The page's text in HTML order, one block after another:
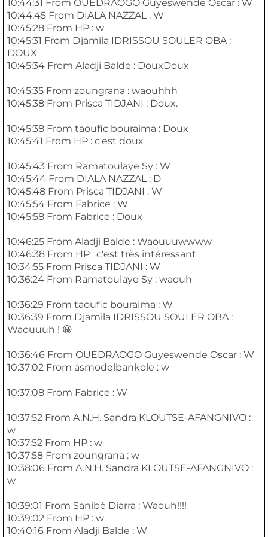
10:44:31 From OUEDRAOGO Guyeswende Oscar : W
10:44:45 From DIALA NAZZAL : W
10:45:28 From HP : w
10:45:31 From Djamila IDRISSOU SOULER OBA :
DOUX
10:45:34 From Aladji Balde : DouxDoux
10:45:35 From zoungrana : waouhhh
10:45:38 From Prisca TIDJANI : Doux.
10:45:38 From taoufic bouraima : Doux
10:45:41 From HP : c'est doux
10:45:43 From Ramatoulaye Sy : W
10:45:44 From DIALA NAZZAL : D
10:45:48 From Prisca TIDJANI : W
10:45:54 From Fabrice : W
10:45:58 From Fabrice : Doux
10:46:25 From Aladji Balde : Waouuuwwww
10:46:38 From HP : c'est très intéressant
10:34:55 From Prisca TIDJANI : W
10:36:24 From Ramatoulaye Sy : waouh
10:36:29 From taoufic bouraima : W
10:36:39 From Djamila IDRISSOU SOULER OBA :
Waouuuh ! 😀
10:36:46 From OUEDRAOGO Guyeswende Oscar : W
10:37:02 From asmodelbankole : w
10:37:08 From Fabrice : W
10:37:52 From A.N.H. Sandra KLOUTSE-AFANGNIVO :
w
10:37:52 From HP : w
10:37:58 From zoungrana : w
10:38:06 From A.N.H. Sandra KLOUTSE-AFANGNIVO :
w
10:39:01 From Sanibè Diarra : Waouh!!!!
10:39:02 From HP : w
10:40:16 From Aladji Balde : W